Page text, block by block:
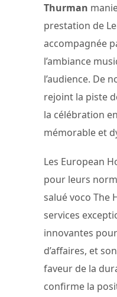
Thurman
prestation de
accompagnée
l’ambiance
l’audience. De
rejoint la piste
la célébration
mémorable et
Les European
pour leurs
salué voco The
services
innovantes
d’affaires, et
faveur de la
confirme la